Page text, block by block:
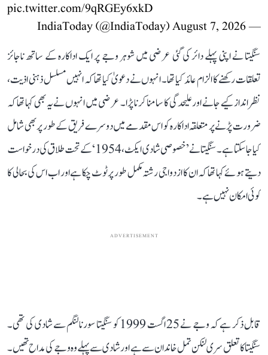
pic.twitter.com/9qRGEy6xkD
— IndiaToday (@IndiaToday)
August 7, 2026
سنگیتا نے اپنی پہلے دائر کی گئی عرضی میں شوہر وجے پر ایک اداکارہ کے ساتھ ناجائز
تعلقات رکھنے کا الزام عائد کیا تھا۔ انہوں نے دعویٰ کیا تھا کہ انہیں مسلسل ذہنی اذیت،
نظر انداز کیے جانے اور علیحدگی کا سامنا کرنا پڑا۔ عرضی میں انہوں نے یہ بھی کہا تھا کہ
ضرورت پڑنے پر متعلقہ اداکارہ کو اس مقدمے میں دوسرے فریق کے طور پر بھی شامل
کیا جا سکتا ہے۔ سنگیتا نے ’خصوصی شادی ایکٹ، 1954‘ کے تحت طلاق کی درخواست
دیتے ہوئے کہا تھا کہ ان کا ازدواجی رشتہ مکمل طور پر ٹوٹ چکا ہے اور اب اس کی بحالی کا
کوئی امکان نہیں ہے۔
ADVERTISEMENT
قابل ذکر ہے کہ وجے نے 25 اگست 1999 کو سنگیتا سورنالنگم سے شادی کی تھی۔
سنگیتا کا تعلق سری لنکن تمل خاندان سے ہے اور شادی سے پہلے وہ وجے کی مداح تھیں۔